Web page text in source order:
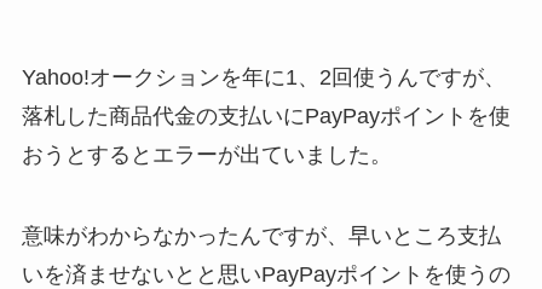
Yahoo!オークションを年に1、2回使うんですが、
落札した商品代金の支払いにPayPayポイントを使
おうとするとエラーが出ていました。
意味がわからなかったんですが、早いところ支払
いを済ませないとと思いPayPayポイントを使うの